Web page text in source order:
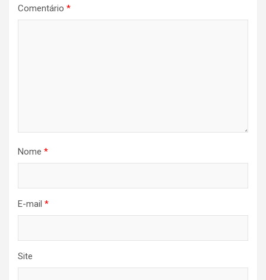
Comentário *
Nome *
E-mail *
Site